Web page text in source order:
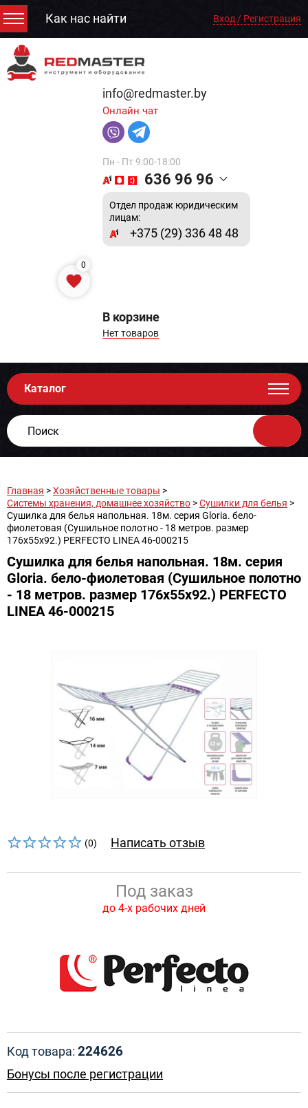
Как нас найти Вход / Регистрация
info@redmaster.by
Онлайн чат
Пн - Пт 9:00-18:00
636 96 96
Отдел продаж юридическим
лицам:
+375 (29) 336 48 48
0
В корзине
Нет товаров
Каталог
Главная >Хозяйственные товары >
Системы хранения, домашнее хозяйство >Сушилки для белья >
Сушилка для белья напольная. 18м. серия Gloria. бело-
фиолетовая (Сушильное полотно - 18 метров. размер
176х55х92.) PERFECTO LINEA 46-000215
Сушилка для белья напольная. 18м. серия
Gloria. бело-фиолетовая (Сушильное полотно
- 18 метров. размер 176х55х92.) PERFECTO
LINEA 46-000215
(0) Написать отзыв
Под заказ
до 4-х рабочих дней
Код товара: 224626
Бонусы после регистрации